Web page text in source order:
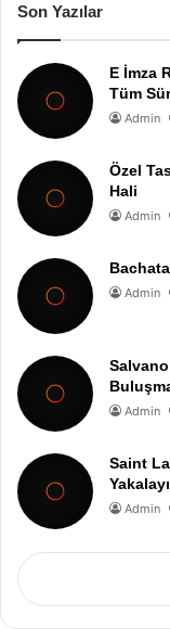
Son Yazılar
E İmza
Tüm
Admin
Özel
Hali
Admin
Admin
Salvano
Admin
Saint
Admin